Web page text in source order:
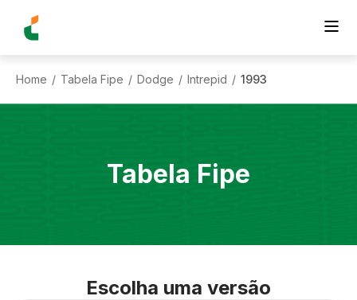
Home / Tabela Fipe / Dodge / Intrepid / 1993
Tabela Fipe
Escolha uma versão